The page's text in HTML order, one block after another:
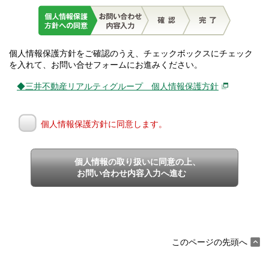
個人情報保護方針をご確認のうえ、チェックボックスにチェック
を入れて、お問い合せフォームにお進みください。
◆三井不動産リアルティグループ 個人情報保護方針
個人情報保護方針に同意します。
個人情報の取り扱いに同意の上、
お問い合わせ内容入力へ進む
このページの先頭へ